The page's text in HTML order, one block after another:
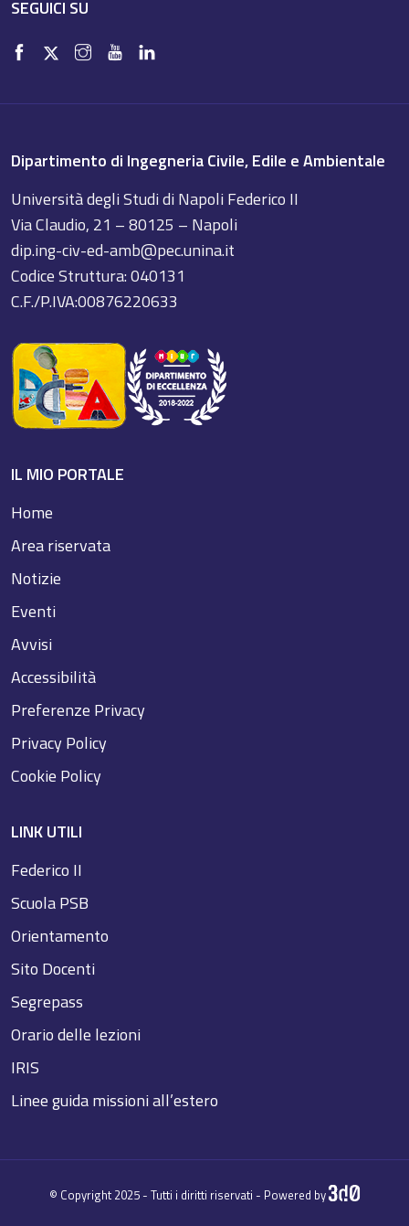
SEGUICI SU
Dipartimento di Ingegneria Civile, Edile e Ambientale
Università degli Studi di Napoli Federico II
Via Claudio, 21 – 80125 – Napoli
dip.ing-civ-ed-amb@pec.unina.it
Codice Struttura: 040131
C.F./P.IVA:00876220633
IL MIO PORTALE
Home
Area riservata
Notizie
Eventi
Avvisi
Accessibilità
Preferenze Privacy
Privacy Policy
Cookie Policy
LINK UTILI
Federico II
Scuola PSB
Orientamento
Sito Docenti
Segrepass
Orario delle lezioni
IRIS
Linee guida missioni all’estero
© Copyright 2025 - Tutti i diritti riservati - Powered by